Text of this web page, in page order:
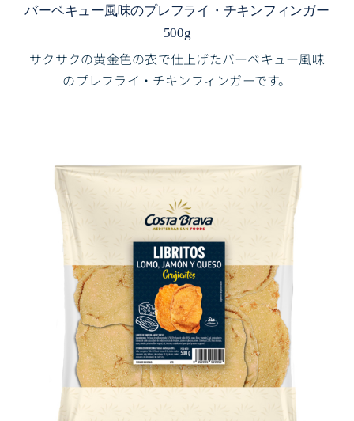
バーベキュー風味のプレフライ・チキンフィンガー
500g
サクサクの黄金色の衣で仕上げたバーベキュー風味
のプレフライ・チキンフィンガーです。